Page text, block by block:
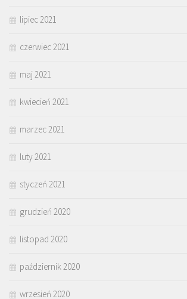
lipiec 2021
czerwiec 2021
maj 2021
kwiecień 2021
marzec 2021
luty 2021
styczeń 2021
grudzień 2020
listopad 2020
październik 2020
wrzesień 2020